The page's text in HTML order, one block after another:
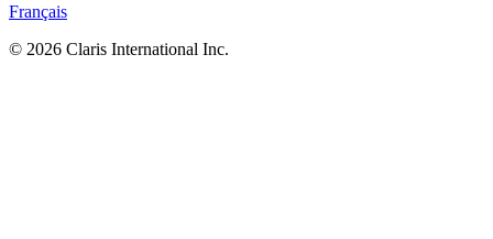
Français
© 2026 Claris International Inc.